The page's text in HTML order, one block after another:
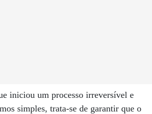
iniciou um processo irreversível e
simples, trata-se de garantir que o